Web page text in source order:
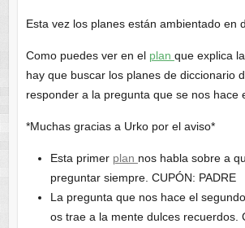
Esta vez los planes están ambientado en
Como puedes ver en el plan que explica
hay que buscar los planes de diccionario
responder a la pregunta que se nos hace
*Muchas gracias a Urko por el aviso*
Esta primer plan nos habla sobre a
preguntar siempre. CUPÓN: PADRE
La pregunta que nos hace el segundo
os trae a la mente dulces recuerdos.